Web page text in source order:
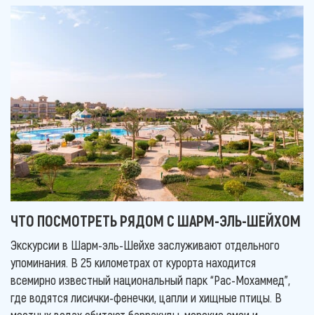
ЧТО ПОСМОТРЕТЬ РЯДОМ С ШАРМ-ЭЛЬ-ШЕЙХОМ
Экскурсии в Шарм-эль-Шейхе заслуживают отдельного
упоминания. В 25 километрах от курорта находится
всемирно известный национальный парк “Рас-Мохаммед”,
где водятся лисички-фенечки, цапли и хищные птицы. В